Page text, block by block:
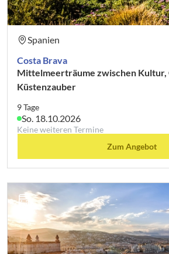
Spanien
Costa Brava
Mittelmeerträume zwischen Kultur,
Küstenzauber
9 Tage
So. 18.10.2026
Keine weiteren Termine
Zum Angebot